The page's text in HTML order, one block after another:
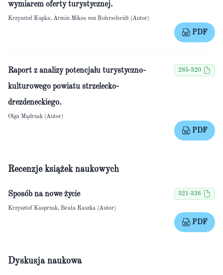
wymiarem oferty turystycznej.
Krzysztof Kupka, Armin Mikos von Rohrscheidt (Autor)
PDF
Raport z analizy potencjału turystyczno-
kulturowego powiatu strzelecko-
drezdeneckiego.
285-320
Olga Mądrzak (Autor)
PDF
Recenzje książek naukowych
Sposób na nowe życie 321-336
Krzysztof Kasprzak, Beata Raszka (Autor)
PDF
Dyskusja naukowa